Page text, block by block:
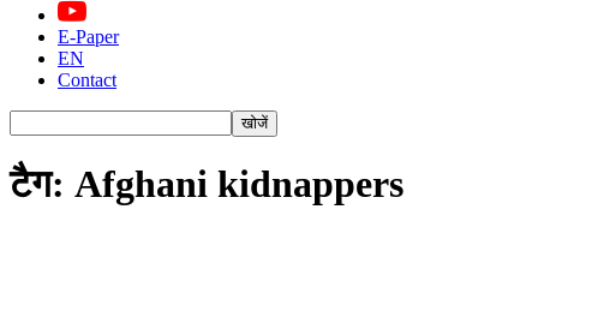
E-Paper
EN
Contact
टैग: Afghani kidnappers